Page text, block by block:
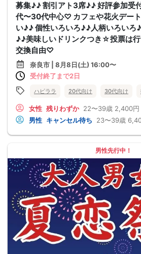
募集♪♪ 割引アト3席♪♪ 好評参加受
代〜30代中心♡ カフェや花火デー
い♪♪ 個性いろいろ♪♪人柄いろいろ
♪♪美味しいドリンクつき☆投票は
交換自由♡
奈良市 | 8月8日(土) 16:00〜
受付終了まで2日
ハピララ 20代向け 30代向け
女性 残りわずか 22〜39歳 2,400円
男性 キャンセル待ち 23〜39歳
男性先行中！